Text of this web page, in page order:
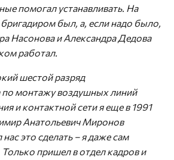
помогал устанавливать. На
был, а, если надо было,
Насонова и Александра Дедова
работал.
шестой разряд
монтажу воздушных линий
и контактной сети я еще в 1991
Анатольевич Миронов
нас это сделать – я даже сам
Только пришел в отдел кадров и